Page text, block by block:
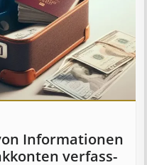
In­for­mat­ion­en
ver­fass­